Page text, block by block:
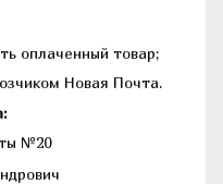
оплаченный товар;
Новая Почта.
№20